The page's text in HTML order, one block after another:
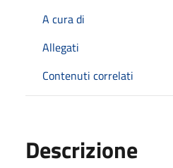
A cura di
Allegati
Contenuti correlati
Descrizione